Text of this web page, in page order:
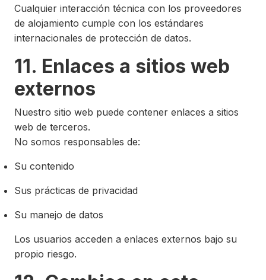
Cualquier interacción técnica con los proveedores
de alojamiento cumple con los estándares
internacionales de protección de datos.
11. Enlaces a sitios web
externos
Nuestro sitio web puede contener enlaces a sitios
web de terceros.
No somos responsables de:
Su contenido
Sus prácticas de privacidad
Su manejo de datos
Los usuarios acceden a enlaces externos bajo su
propio riesgo.